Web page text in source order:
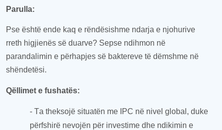
Parulla:
Pse është ende kaq e rëndësishme ndarja e njohurive
rreth higjienës së duarve? Sepse ndihmon në
parandalimin e përhapjes së baktereve të dëmshme në
shëndetësi.
Qëllimet e fushatës:
- Ta theksojë situatën me IPC në nivel global, duke
përfshirë nevojën për investime dhe ndikimin e